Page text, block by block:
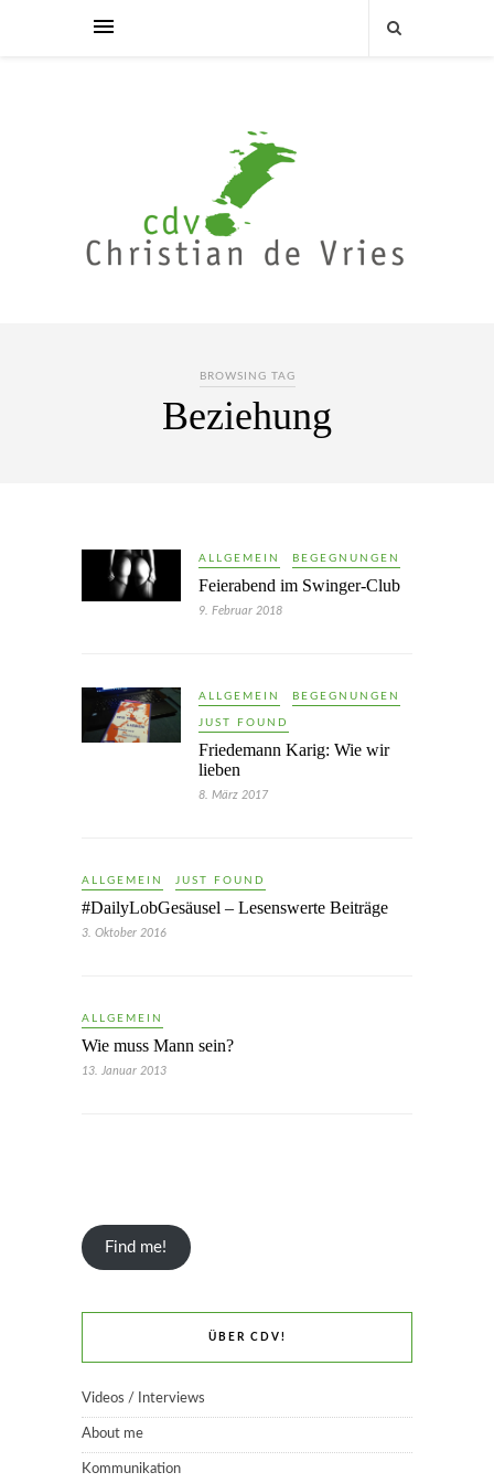
BROWSING TAG
Beziehung
ALLGEMEIN BEGEGNUNGEN
Feierabend im Swinger-Club
9. Februar 2018
ALLGEMEIN BEGEGNUNGEN
JUST FOUND
Friedemann Karig: Wie wir
lieben
8. März 2017
ALLGEMEIN JUST FOUND
#DailyLobGesäusel – Lesenswerte Beiträge
3. Oktober 2016
ALLGEMEIN
Wie muss Mann sein?
13. Januar 2013
Find me!
ÜBER CDV!
Videos / Interviews
About me
Kommunikation